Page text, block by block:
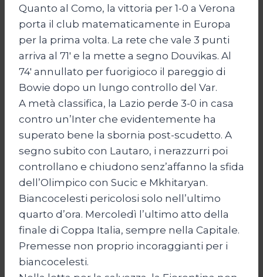
Quanto al Como, la vittoria per 1-0 a Verona
porta il club matematicamente in Europa
per la prima volta. La rete che vale 3 punti
arriva al 71′ e la mette a segno Douvikas. Al
74′ annullato per fuorigioco il pareggio di
Bowie dopo un lungo controllo del Var.
A metà classifica, la Lazio perde 3-0 in casa
contro un’Inter che evidentemente ha
superato bene la sbornia post-scudetto. A
segno subito con Lautaro, i nerazzurri poi
controllano e chiudono senz’affanno la sfida
dell’Olimpico con Sucic e Mkhitaryan.
Biancocelesti pericolosi solo nell’ultimo
quarto d’ora. Mercoledì l’ultimo atto della
finale di Coppa Italia, sempre nella Capitale.
Premesse non proprio incoraggianti per i
biancocelesti.